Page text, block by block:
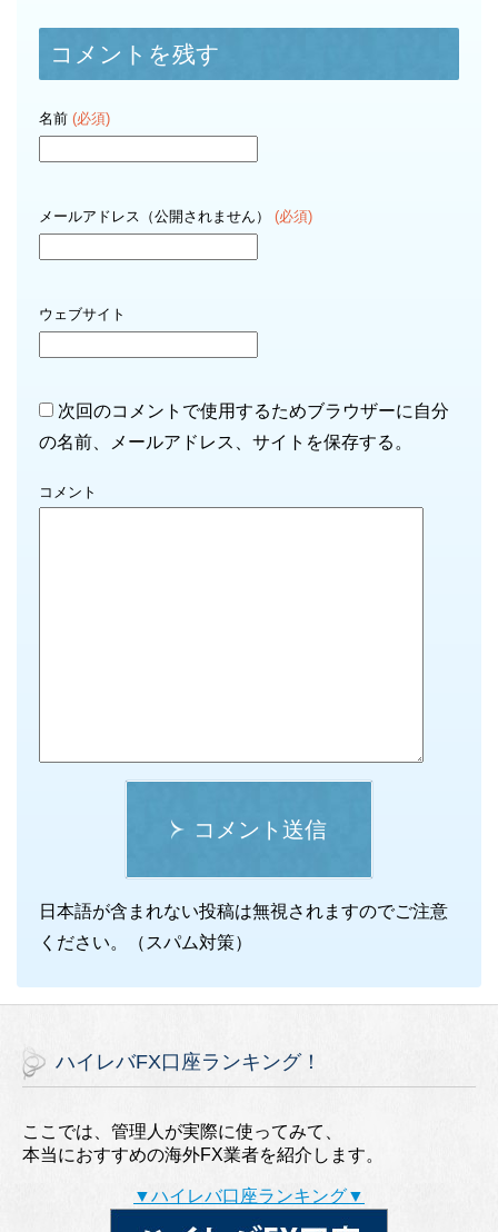
コメントを残す
名前 (必須)
メールアドレス（公開されません） (必須)
ウェブサイト
次回のコメントで使用するためブラウザーに自分
の名前、メールアドレス、サイトを保存する。
コメント
コメント送信
日本語が含まれない投稿は無視されますのでご注意
ください。（スパム対策）
ハイレバFX口座ランキング！
ここでは、管理人が実際に使ってみて、
本当におすすめの海外FX業者を紹介します。
▼ハイレバ口座ランキング▼